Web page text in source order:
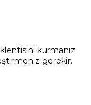
kurmanız
gerekir.